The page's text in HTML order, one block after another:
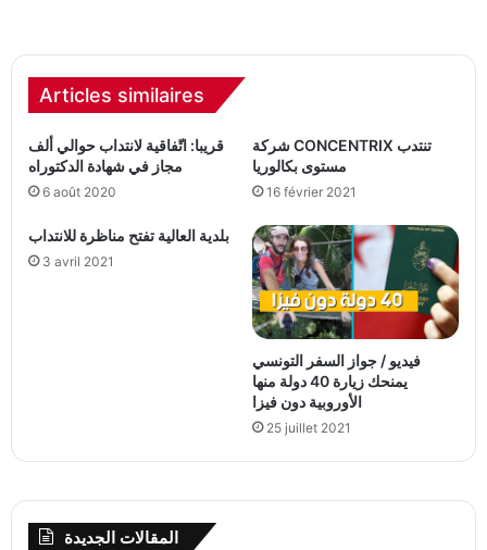
Articles similaires
قريبا: اتّفاقية لانتداب حوالي ألف
مجاز في شهادة الدكتوراه
6 août 2020
شركة CONCENTRIX تنتدب
مستوى بكالوريا
16 février 2021
بلدية العالية تفتح مناظرة للانتداب
3 avril 2021
فيديو / جواز السفر التونسي
يمنحك زيارة 40 دولة منها
الأوروبية دون فيزا
25 juillet 2021
المقالات الجديدة